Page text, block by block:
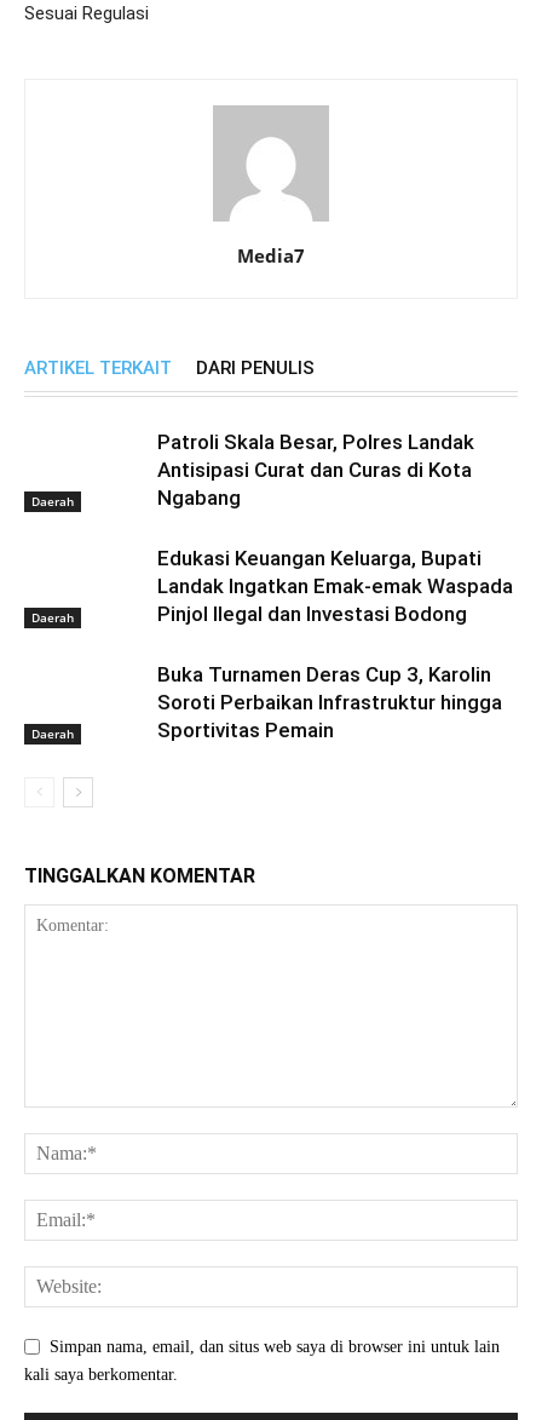
Sesuai Regulasi
Media7
ARTIKEL TERKAIT DARI PENULIS
Daerah
Patroli Skala Besar, Polres Landak
Antisipasi Curat dan Curas di Kota
Ngabang
Daerah
Edukasi Keuangan Keluarga, Bupati
Landak Ingatkan Emak-emak Waspada
Pinjol Ilegal dan Investasi Bodong
Daerah
Buka Turnamen Deras Cup 3, Karolin
Soroti Perbaikan Infrastruktur hingga
Sportivitas Pemain
TINGGALKAN KOMENTAR
Simpan nama, email, dan situs web saya di browser ini untuk lain
kali saya berkomentar.